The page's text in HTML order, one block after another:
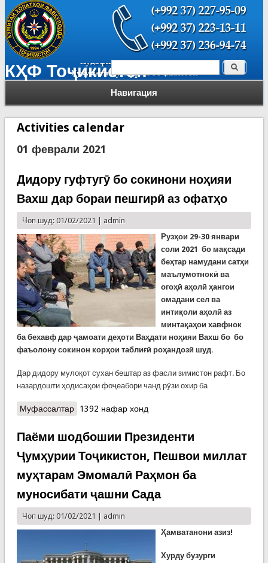
КҲФ Тоҷикистон
Навигация
Форма поиска Поиск
Activities calendar
01 феврали 2021
Дидору гуфтугӯ бо сокинони ноҳияи
Вахш дар бораи пешгирӣ аз офатҳо
Чоп шуд: 01/02/2021 | admin
Рузҳои 29-30 январи
соли 2021 бо мақсади
беҳтар намудани сатҳи
маълумотнокӣ ва
огоҳӣ аҳолӣ ҳангои
омадани сел ва
интиқоли аҳолӣ аз
минтақаҳои хавфнок
ба бехавф дар ҷамоати деҳоти Ваҳдати ноҳияи Вахш бо бо
фаъолону сокинон корҳои таблиғӣ роҳандозӣ шуд.
Дар дидору мулоқот сухан бештар аз фасли зимистон рафт. Бо
назардошти ҳодисаҳои фоҷеабори чанд рӯзи охир ба
Муфассалтаро Дидору гуфтугӯ бо сокинони ноҳияи Вахш дар
1392 нафар хонд
Паёми шодбошии Президенти
Ҷумҳурии Тоҷикистон, Пешвои миллат
муҳтарам Эмомалӣ Раҳмон ба
муносибати ҷашни Сада
Чоп шуд: 01/02/2021 | admin
Ҳамватанони азиз!
Хурду бузурги